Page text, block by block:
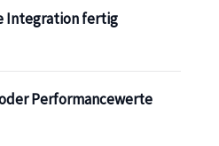
Integration fertig
Performancewerte